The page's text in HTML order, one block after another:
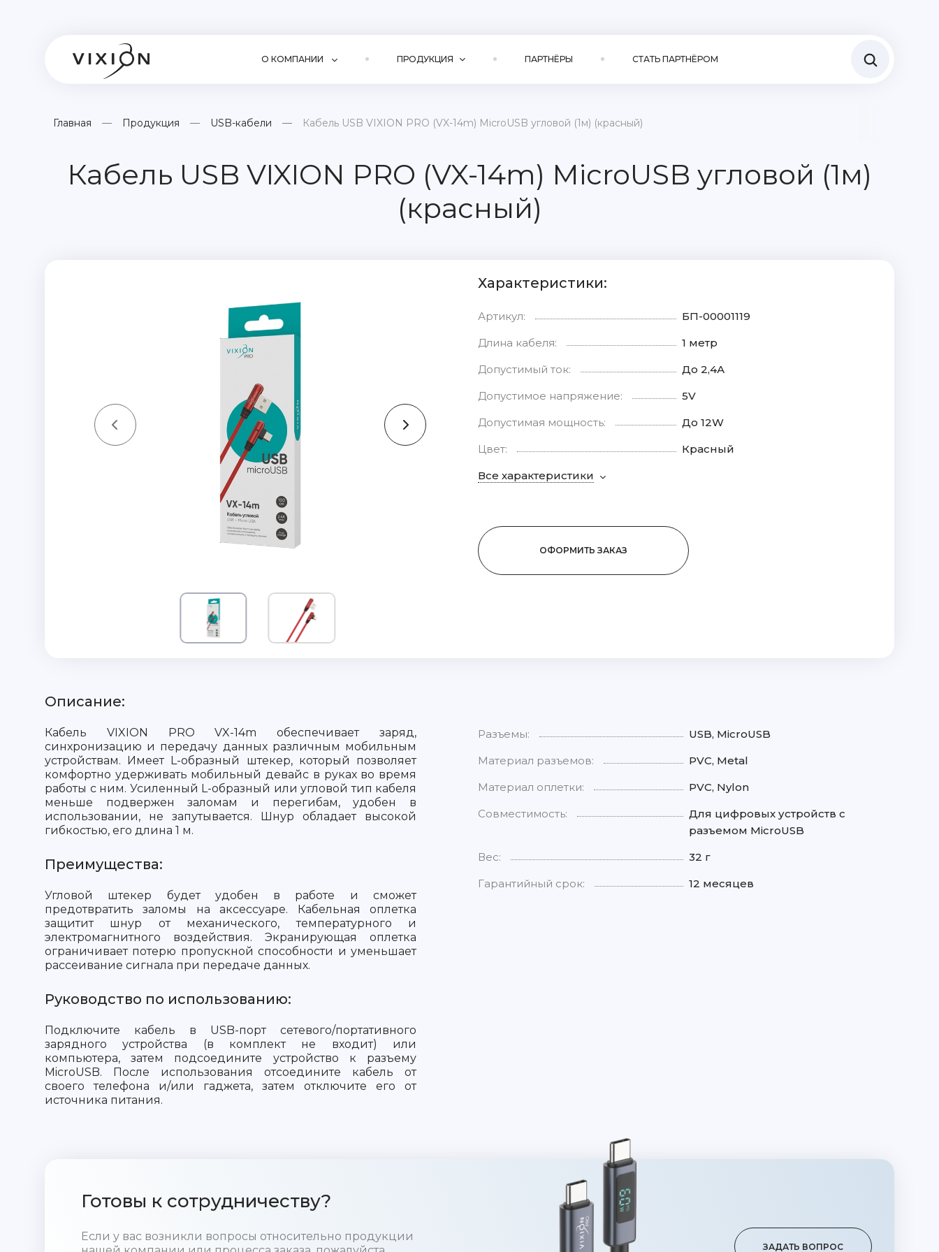
О КОМПАНИИ ПРОДУКЦИЯ ПАРТНЁРЫ СТАТЬ ПАРТНЁРОМ
Главная Продукция USB-кабели Кабель USB VIXION PRO (VX-14m) MicroUSB угловой (1м) (красный)
Кабель USB VIXION PRO (VX-14m) MicroUSB угловой (1м)
(красный)
Характеристики:
Артикул:
БП-00001119
Длина кабеля:
1 метр
Допустимый ток:
До 2,4А
Допустимое напряжение:
5V
Допустимая мощность:
До 12W
Цвет:
Красный
Все характеристики
ОФОРМИТЬ ЗАКАЗ
Описание:
Кабель VIXION PRO VX-14m обеспечивает заряд,
синхронизацию и передачу данных различным мобильным
устройствам. Имеет L-образный штекер, который позволяет
комфортно удерживать мобильный девайс в руках во время
работы с ним. Усиленный L-образный или угловой тип кабеля
меньше подвержен заломам и перегибам, удобен в
использовании, не запутывается. Шнур обладает высокой
гибкостью, его длина 1 м.
Преимущества:
Угловой штекер будет удобен в работе и сможет
предотвратить заломы на аксессуаре. Кабельная оплетка
защитит шнур от механического, температурного и
электромагнитного воздействия. Экранирующая оплетка
ограничивает потерю пропускной способности и уменьшает
рассеивание сигнала при передаче данных.
Руководство по использованию:
Подключите кабель в USB-порт сетевого/портативного
зарядного устройства (в комплект не входит) или
компьютера, затем подсоедините устройство к разъему
MicroUSB. После использования отсоедините кабель от
своего телефона и/или гаджета, затем отключите его от
источника питания.
Разъемы:
USB, MicroUSB
Материал разъемов:
PVC, Metal
Материал оплетки:
PVC, Nylon
Совместимость:
Для цифровых устройств с
разъемом MicroUSB
Вес:
32 г
Гарантийный срок:
12 месяцев
Готовы к сотрудничеству?
Если у вас возникли вопросы относительно продукции
ЗАДАТЬ ВОПРОС